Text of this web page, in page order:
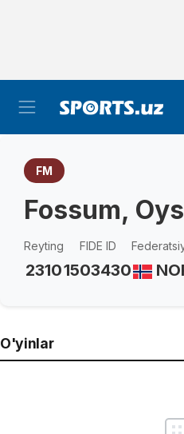
FM
Fossum,
Reyting
2310
FIDE ID
1503430
O'yinlar